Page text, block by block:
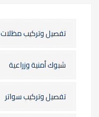
تفصيل وتركيب مظلات
شبوك أمنية وزراعية
تفصيل وتركيب سواتر